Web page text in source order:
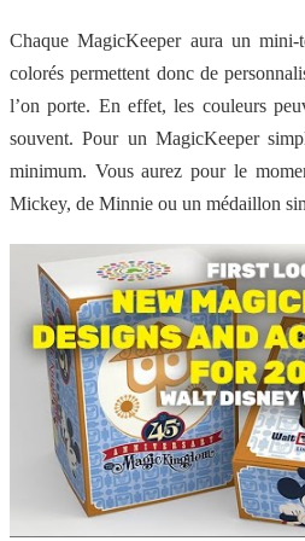
Chaque MagicKeeper aura un
colorés permettent donc de
l’on porte. En effet, les couleurs
souvent. Pour un MagicKeeper
minimum. Vous aurez pour le
Mickey, de Minnie ou un médaillon